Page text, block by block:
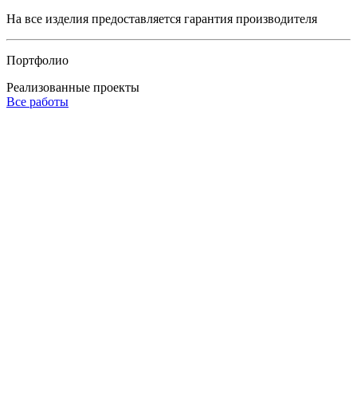
На все изделия предоставляется гарантия производителя
Портфолио
Реализованные проекты
Все работы